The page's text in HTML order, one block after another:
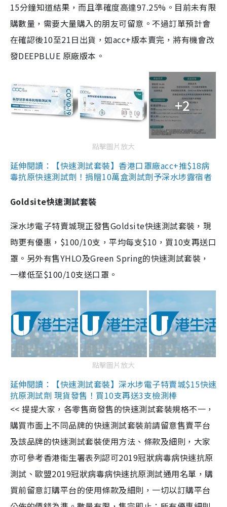
15分鐘知道結果，而且準確度高達97.25%。目前未有限
購數量，需要大量購入的朋友可留意。不過訂單預計會
在確認後10至21日出貨，如acc+版本賣完，將有機會改
發DEEPBLUE 原廠版本。
+2
點擊圖片放大
延伸閱讀：【快速測試套裝】香港口罩廠acc+推$18病
毒抗原快速測試劑！捐贈10萬盒測試劑予深水埗露宿者
Goldsite快速測試套裝
深水埗電子特賣城現正發售Goldsite快速測試套裝，現
時更有優惠，$100/10支，平均每支$10，買10支再送口
罩。另外有售YHLO及Green Spring的快速測試套裝，
一樣低至$100/10支送口罩。
點擊圖片放大
延伸閱讀：【快速測試套裝】深水埗電子特賣城$15快速
抗原測試劑 現貨發售！買10支再送3支檢測棒
<< 提提大家，各零售商發售的快速測試套裝規格不一，
購買市面上不同品牌的快速測試套裝前請留意售賣平台
及該品牌的快速測試套裝使用方法、條款及細則，大家
亦可參考香港衞生署表列認可2019冠狀病毒病快速抗原
測試、歐盟2019冠狀病毒病快速抗原測試通用名單，購
買前留意訂購平台的使用條款及細則，一切以訂購平台